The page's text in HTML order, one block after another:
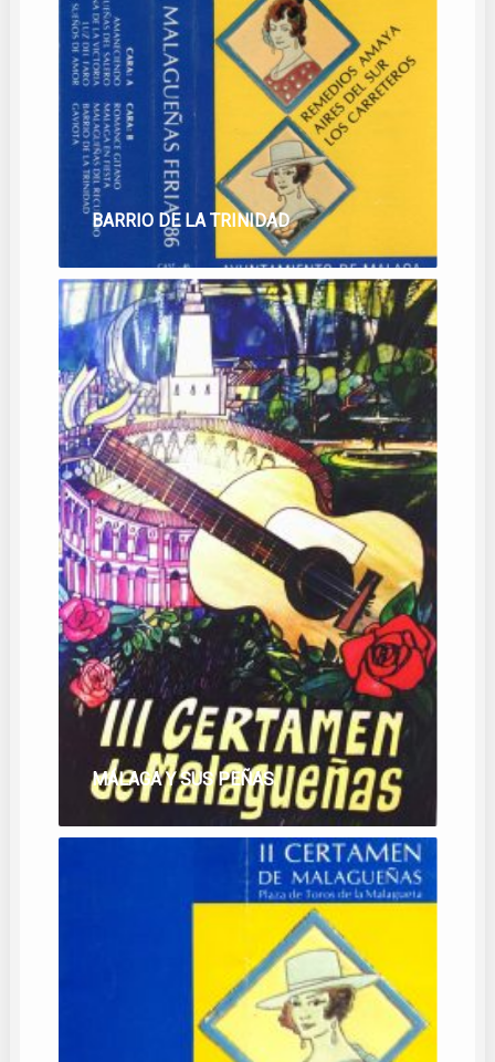
BARRIO DE LA TRINIDAD
MÁLAGA Y SUS PEÑAS